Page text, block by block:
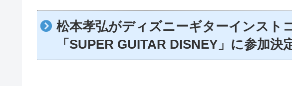
松本孝弘がディズニーギターインスト
「SUPER GUITAR DISNEY」に参加決